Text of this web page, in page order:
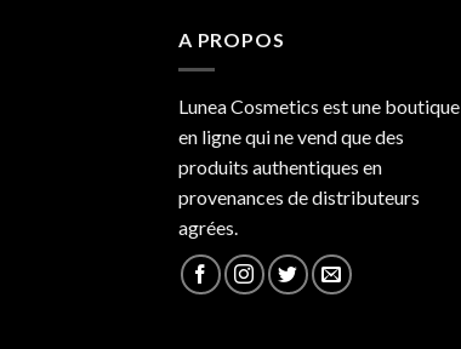
A PROPOS
Lunea Cosmetics est une boutique
en ligne qui ne vend que des
produits authentiques en
provenances de distributeurs
agrées.